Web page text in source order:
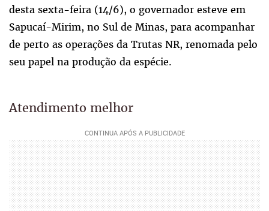
desta sexta-feira (14/6), o governador esteve em
Sapucaí-Mirim, no Sul de Minas, para acompanhar
de perto as operações da Trutas NR, renomada pelo
seu papel na produção da espécie.
Atendimento melhor